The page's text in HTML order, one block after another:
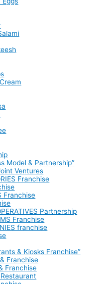
Model & Partnership”
Ventures
Franchise
Franchise
Partnership
Franchise
franchise
& Kiosks Franchise”
Franchise
Franchise